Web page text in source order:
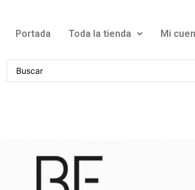
Portada Toda la tienda Mi